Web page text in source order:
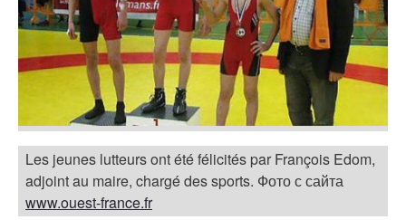
Les jeunes lutteurs ont été félicités par François Edom,
adjoint au maire, chargé des sports. Фото с сайта
www.ouest-france.fr